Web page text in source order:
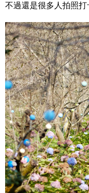
不過還是很多人拍照